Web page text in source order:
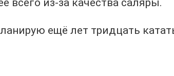
ещё лет тридцать